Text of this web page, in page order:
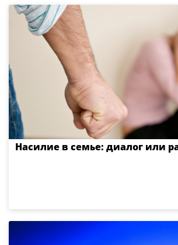
Насилие в семье: диалог или